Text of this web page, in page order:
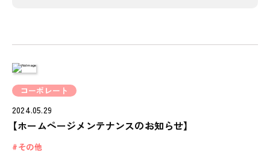
全園一覧
コーポレート
2024.05.29
【ホームページメンテナンスのお知らせ】
その他